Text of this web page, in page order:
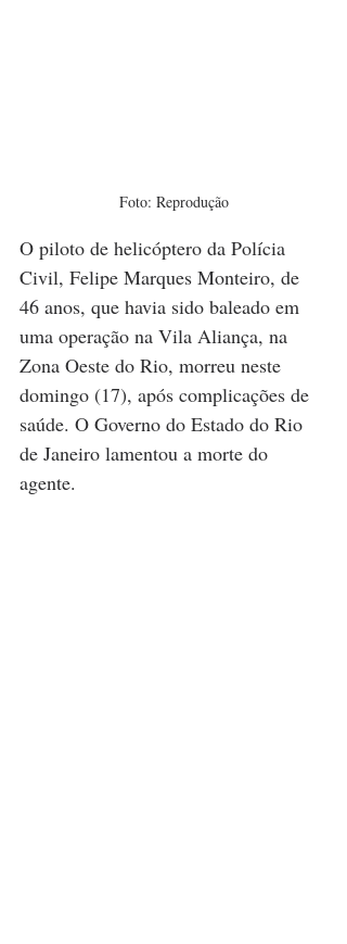
Foto: Reprodução
O piloto de helicóptero da Polícia
Civil, Felipe Marques Monteiro, de
46 anos, que havia sido baleado em
uma operação na Vila Aliança, na
Zona Oeste do Rio, morreu neste
domingo (17), após complicações de
saúde. O Governo do Estado do Rio
de Janeiro lamentou a morte do
agente.